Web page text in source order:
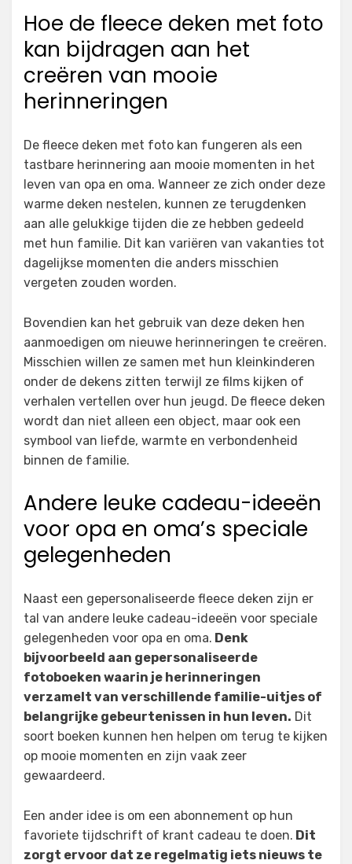
Hoe de fleece deken met foto
kan bijdragen aan het
creëren van mooie
herinneringen
De fleece deken met foto kan fungeren als een
tastbare herinnering aan mooie momenten in het
leven van opa en oma. Wanneer ze zich onder deze
warme deken nestelen, kunnen ze terugdenken
aan alle gelukkige tijden die ze hebben gedeeld
met hun familie. Dit kan variëren van vakanties tot
dagelijkse momenten die anders misschien
vergeten zouden worden.
Bovendien kan het gebruik van deze deken hen
aanmoedigen om nieuwe herinneringen te creëren.
Misschien willen ze samen met hun kleinkinderen
onder de dekens zitten terwijl ze films kijken of
verhalen vertellen over hun jeugd. De fleece deken
wordt dan niet alleen een object, maar ook een
symbool van liefde, warmte en verbondenheid
binnen de familie.
Andere leuke cadeau-ideeën
voor opa en oma’s speciale
gelegenheden
Naast een gepersonaliseerde fleece deken zijn er
tal van andere leuke cadeau-ideeën voor speciale
gelegenheden voor opa en oma. Denk
bijvoorbeeld aan gepersonaliseerde
fotoboeken waarin je herinneringen
verzamelt van verschillende familie-uitjes of
belangrijke gebeurtenissen in hun leven. Dit
soort boeken kunnen hen helpen om terug te kijken
op mooie momenten en zijn vaak zeer
gewaardeerd.
Een ander idee is om een abonnement op hun
favoriete tijdschrift of krant cadeau te doen. Dit
zorgt ervoor dat ze regelmatig iets nieuws te